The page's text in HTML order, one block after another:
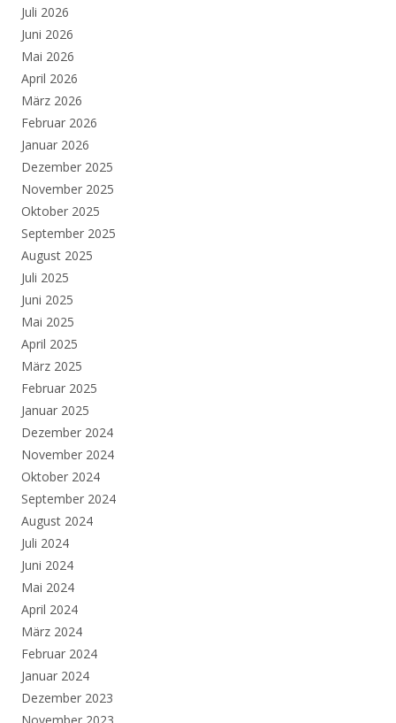
Juli 2026
Juni 2026
Mai 2026
April 2026
März 2026
Februar 2026
Januar 2026
Dezember 2025
November 2025
Oktober 2025
September 2025
August 2025
Juli 2025
Juni 2025
Mai 2025
April 2025
März 2025
Februar 2025
Januar 2025
Dezember 2024
November 2024
Oktober 2024
September 2024
August 2024
Juli 2024
Juni 2024
Mai 2024
April 2024
März 2024
Februar 2024
Januar 2024
Dezember 2023